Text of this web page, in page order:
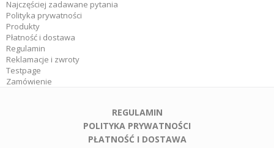
Najczęściej zadawane pytania
Polityka prywatności
Produkty
Płatność i dostawa
Regulamin
Reklamacje i zwroty
Testpage
Zamówienie
REGULAMIN
POLITYKA PRYWATNOŚCI
PŁATNOŚĆ I DOSTAWA